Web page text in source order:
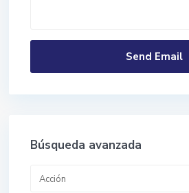
Búsqueda avanzada
Acción